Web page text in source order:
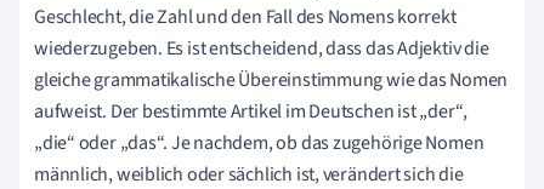
Geschlecht, die Zahl und den Fall des Nomens korrekt
wiederzugeben. Es ist entscheidend, dass das Adjektiv die
gleiche grammatikalische Übereinstimmung wie das Nomen
aufweist. Der bestimmte Artikel im Deutschen ist „der“,
„die“ oder „das“. Je nachdem, ob das zugehörige Nomen
männlich, weiblich oder sächlich ist, verändert sich die